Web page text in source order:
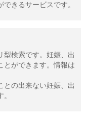
きるサービスです。
型検索です。妊娠、出
とができます。情報は
との出来ない妊娠、出